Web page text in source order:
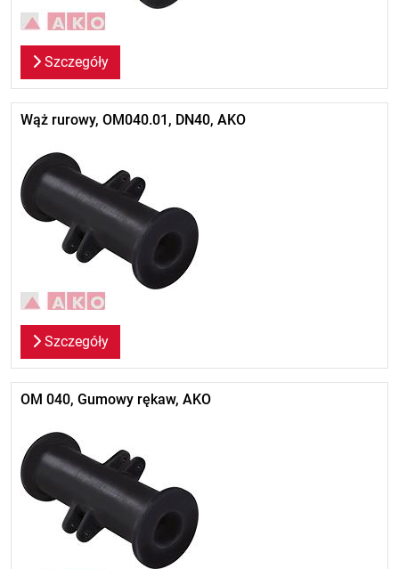
Szczegóły
Wąż rurowy, OM040.01, DN40, AKO
Szczegóły
OM 040, Gumowy rękaw, AKO